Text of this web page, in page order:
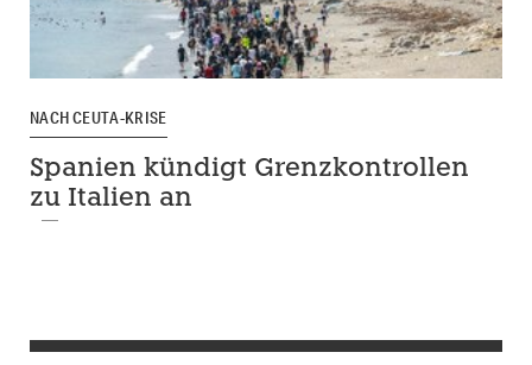
NACH CEUTA-KRISE
Spanien kündigt Grenzkontrollen
zu Italien an